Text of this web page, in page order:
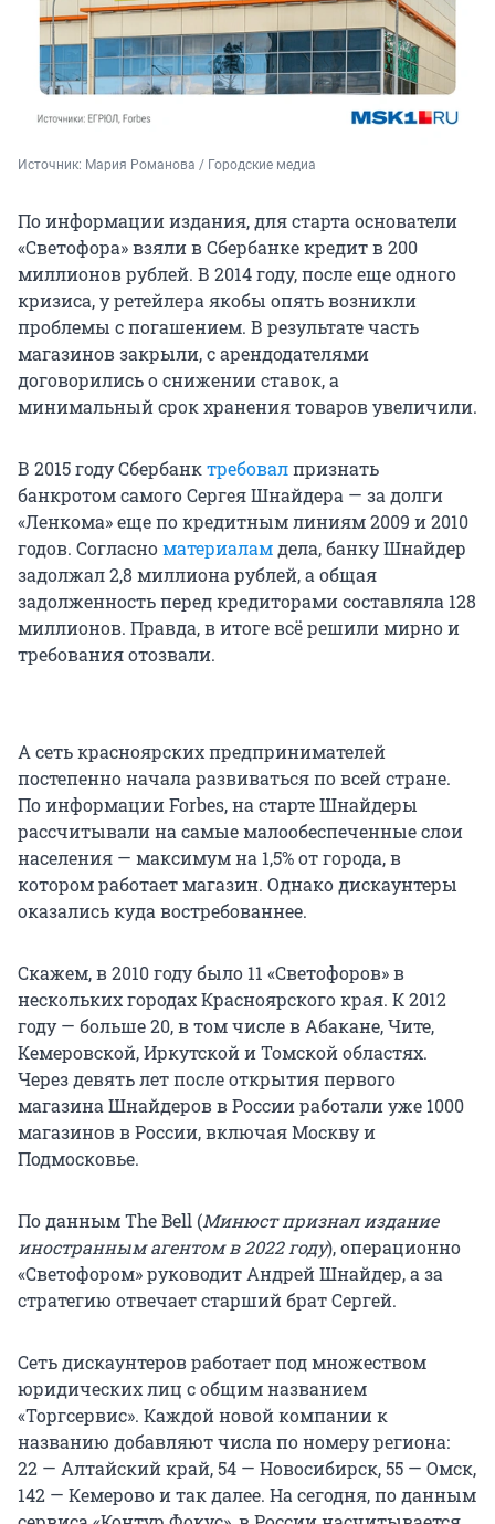
Источник: Мария Романова / Городские медиа
По информации издания, для старта основатели
«Светофора» взяли в Сбербанке кредит в 200
миллионов рублей. В 2014 году, после еще одного
кризиса, у ретейлера якобы опять возникли
проблемы с погашением. В результате часть
магазинов закрыли, с арендодателями
договорились о снижении ставок, а
минимальный срок хранения товаров увеличили.
В 2015 году Сбербанктребовалпризнать
банкротом самого Сергея Шнайдера — за долги
«Ленкома» еще по кредитным линиям 2009 и 2010
годов. Согласноматериаламдела, банку Шнайдер
задолжал 2,8 миллиона рублей, а общая
задолженность перед кредиторами составляла 128
миллионов. Правда, в итоге всё решили мирно и
требования отозвали.
А сеть красноярских предпринимателей
постепенно начала развиваться по всей стране.
По информации Forbes, на старте Шнайдеры
рассчитывали на самые малообеспеченные слои
населения — максимум на 1,5% от города, в
котором работает магазин. Однако дискаунтеры
оказались куда востребованнее.
Скажем, в 2010 году было 11 «Светофоров» в
нескольких городах Красноярского края. К 2012
году — больше 20, в том числе в Абакане, Чите,
Кемеровской, Иркутской и Томской областях.
Через девять лет после открытия первого
магазина Шнайдеров в России работали уже 1000
магазинов в России, включая Москву и
Подмосковье.
По данным The Bell (Минюст признал издание
иностранным агентом в 2022 году), операционно
«Светофором» руководит Андрей Шнайдер, а за
стратегию отвечает старший брат Сергей.
Сеть дискаунтеров работает под множеством
юридических лиц с общим названием
«Торгсервис». Каждой новой компании к
названию добавляют числа по номеру региона:
22 — Алтайский край, 54 — Новосибирск, 55 — Омск,
142 — Кемерово и так далее. На сегодня, по данным